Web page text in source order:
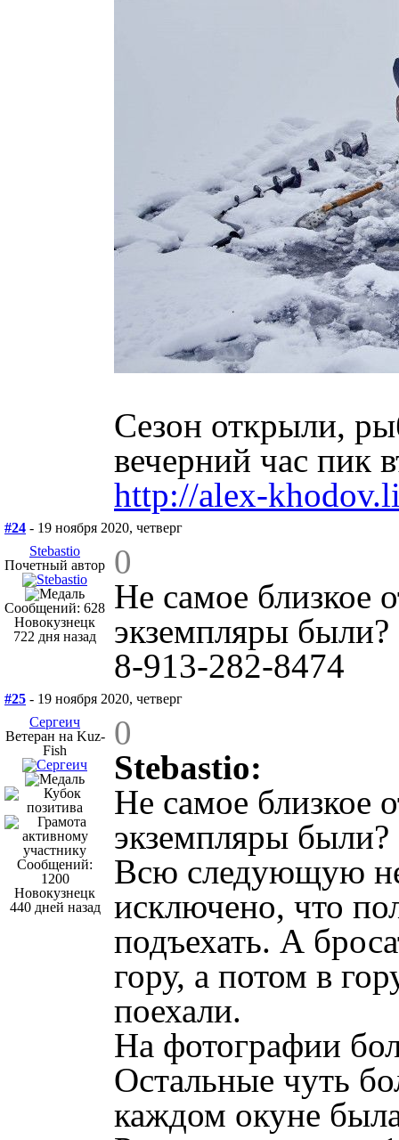
Сезон открыли,
вечерний час пик
http://alex-
#24 - 19 ноября 2020, четверг
Stebastio
Почетный автор
Сообщений: 628
Новокузнецк
722 дня назад
0
Не самое близкое
экземпляры были?
8-913-282-8474
#25 - 19 ноября 2020, четверг
Сергеич
Ветеран на Kuz-
Fish
Сообщений:
1200
Новокузнецк
440 дней назад
0
Stebastio:
Не самое близкое
экземпляры были?
Всю следующую
исключено, что
подъехать. А
гору, а потом в
поехали.
На фотографии
Остальные чуть
каждом окуне